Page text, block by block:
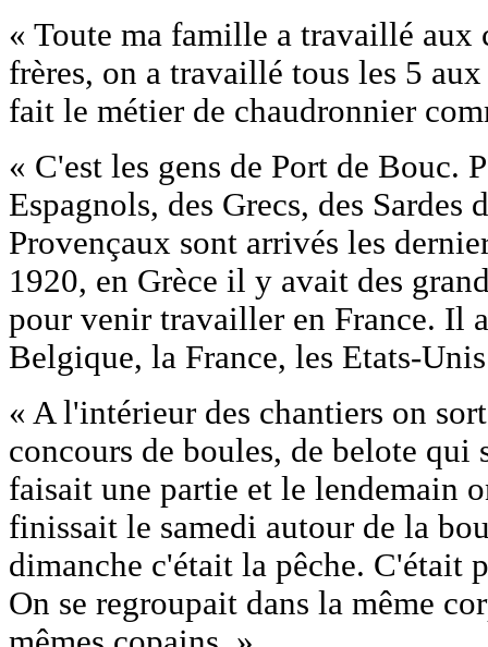
« Toute ma famille a travaillé aux
frères, on a travaillé tous les 5
fait le métier de chaudronnier
« C'est les gens de Port de Bouc.
Espagnols, des Grecs, des Sardes
Provençaux sont arrivés les
1920, en Grèce il y avait des
pour venir travailler en France. Il
Belgique, la France, les Etats-
« A l'intérieur des chantiers on
concours de boules, de belote qui
faisait une partie et le lendemain
finissait le samedi autour de la
dimanche c'était la pêche. C'était
On se regroupait dans la même